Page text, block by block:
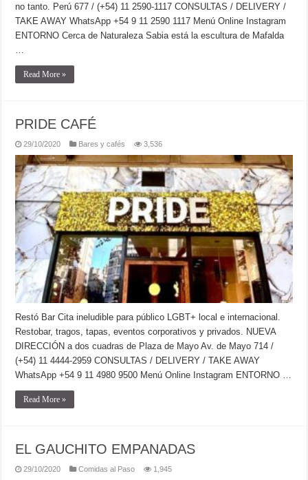
no tanto. Perú 677 / (+54) 11 2590-1117 CONSULTAS / DELIVERY /
TAKE AWAY WhatsApp +54 9 11 2590 1117 Menú Online Instagram
ENTORNO Cerca de Naturaleza Sabia está la escultura de Mafalda
Read More »
PRIDE CAFÉ
29/10/2020 Bares y cafés 3,536
Restó Bar Cita ineludible para público LGBT+ local e internacional.
Restobar, tragos, tapas, eventos corporativos y privados. NUEVA
DIRECCIÓN a dos cuadras de Plaza de Mayo Av. de Mayo 714 /
(+54) 11 4444-2959 CONSULTAS / DELIVERY / TAKE AWAY
WhatsApp +54 9 11 4980 9500 Menú Online Instagram ENTORNO …
Read More »
EL GAUCHITO EMPANADAS
29/10/2020 Comidas al Paso 1,945